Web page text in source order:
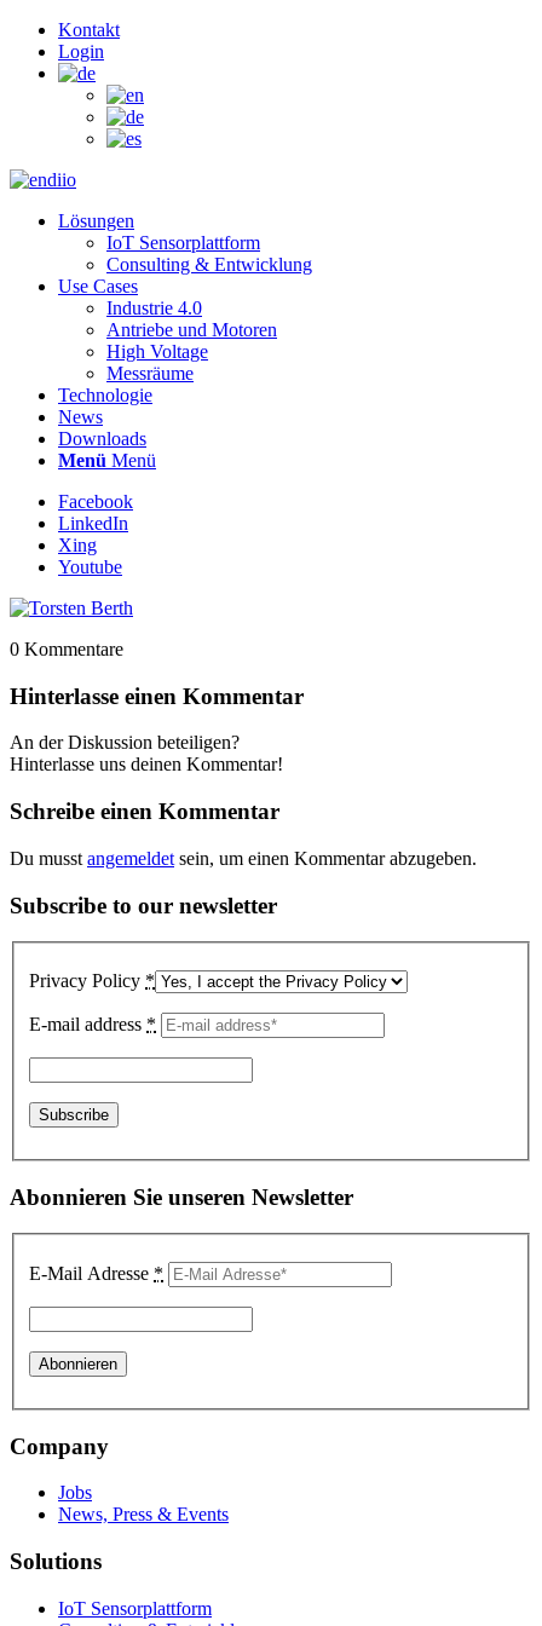
Kontakt
Login
Lösungen
IoT Sensorplattform
Consulting & Entwicklung
Use Cases
Industrie 4.0
Antriebe und Motoren
High Voltage
Messräume
Technologie
News
Downloads
Menü Menü
Facebook
LinkedIn
Xing
Youtube
0 Kommentare
Hinterlasse einen Kommentar
An der Diskussion beteiligen?
Hinterlasse uns deinen Kommentar!
Schreibe einen Kommentar
Du musst angemeldet sein, um einen Kommentar abzugeben.
Subscribe to our newsletter
Privacy Policy *
E-mail address *
Abonnieren Sie unseren Newsletter
E-Mail Adresse *
Company
Jobs
News, Press & Events
Solutions
IoT Sensorplattform